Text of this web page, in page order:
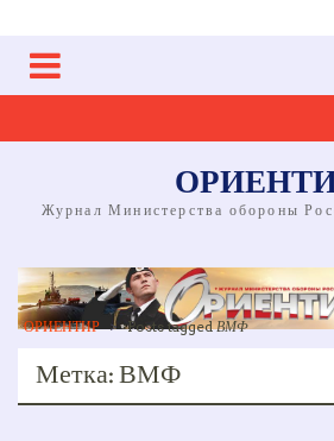
to
content
Журнал Министерства обороны
ОРИЕНТИР > Posts taggedВМФ
Метка: ВМФ